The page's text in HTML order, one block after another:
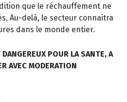
que le réchauffement ne
Au-delà, le secteur connaitra
dans le monde entier.
POUR LA SANTE, A
AVEC MODERATION